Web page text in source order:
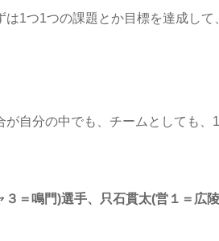
は1つ1つの課題とか目標を達成し
自分の中でも、チームとしても、
＝鳴門)選手、只石貫太(営１＝広